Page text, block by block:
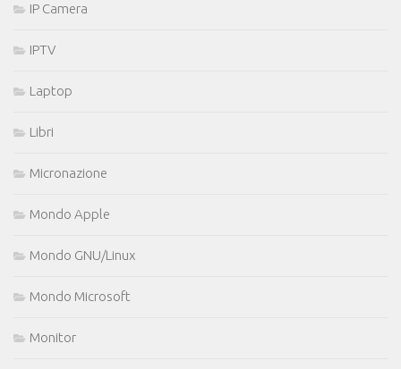
IP Camera
IPTV
Laptop
Libri
Micronazione
Mondo Apple
Mondo GNU/Linux
Mondo Microsoft
Monitor